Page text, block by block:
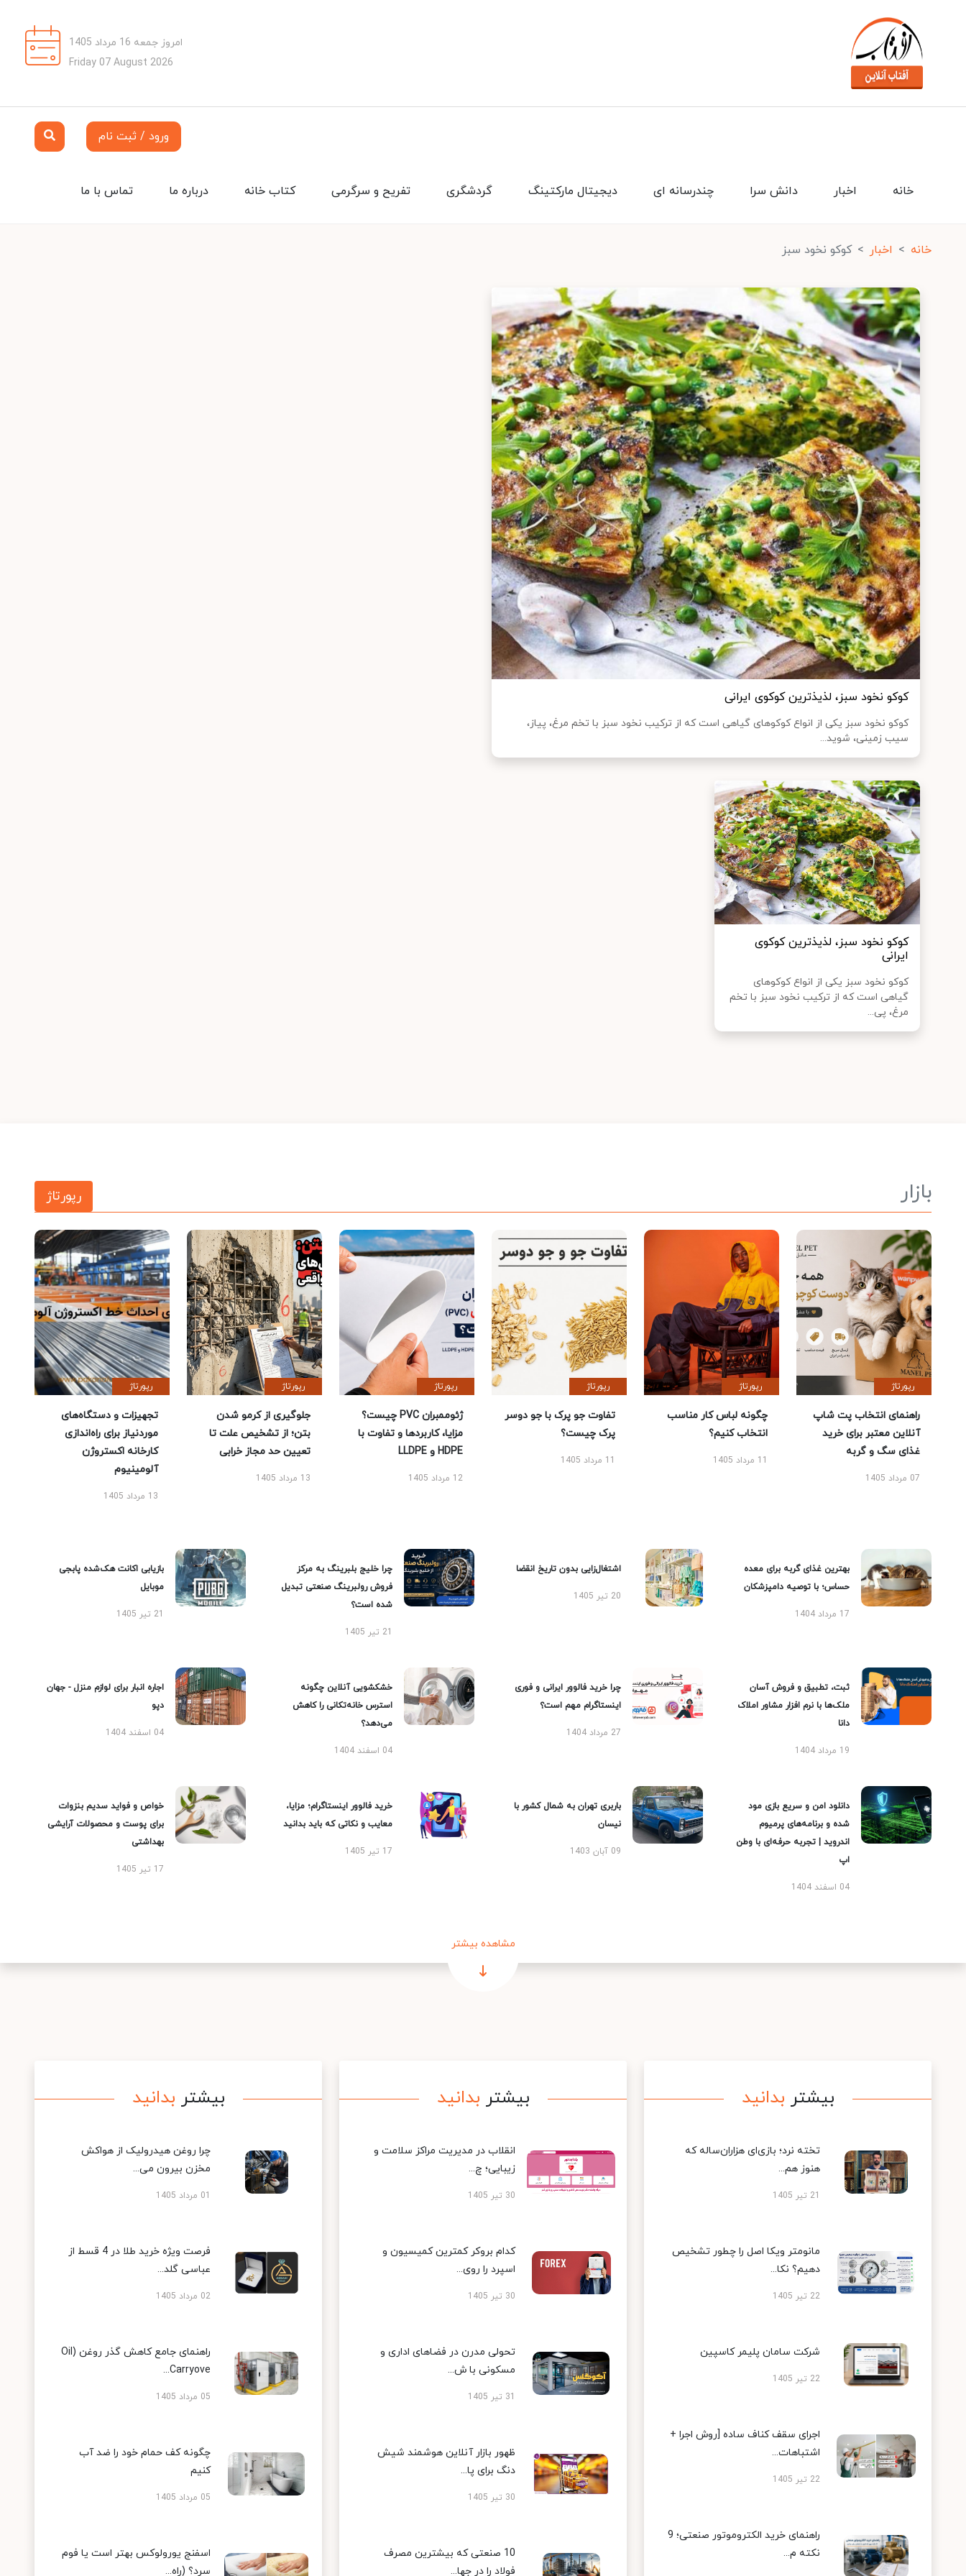
امروز جمعه 16 مرداد 1405
Friday 07 August 2026
ورود / ثبت نام
تماس با ما درباره ما کتاب خانه تفریح و سرگرمی گردشگری دیجیتال مارکتینگ چندرسانه ای دانش سرا اخبار خانه
خانه اخبار کوکو نخود سبز
کوکو نخود سبز، لذیذترین کوکوی ایرانی
کوکو نخود سبز یکی از انواع کوکوهای گیاهی است که از ترکیب نخود سبز با تخم مرغ، پیاز،
سیب زمینی، شوید...
کوکو نخود سبز، لذیذترین کوکوی
ایرانی
کوکو نخود سبز یکی از انواع کوکوهای
گیاهی است که از ترکیب نخود سبز با تخم
مرغ، پی...
بازار رپورتاژ
رپورتاژ
راهنمای انتخاب پت شاپ
آنلاین معتبر برای خرید
غذای سگ و گربه
07 مرداد 1405
رپورتاژ
چگونه لباس کار مناسب
انتخاب کنیم؟
11 مرداد 1405
رپورتاژ
تفاوت جو پرک با جو دوسر
پرک چیست؟
11 مرداد 1405
رپورتاژ
ژئوممبران PVC چیست؟
مزایا، کاربردها و تفاوت با
HDPE و LLDPE
12 مرداد 1405
رپورتاژ
جلوگیری از کرمو شدن
بتن؛ از تشخیص علت تا
تعیین حد مجاز خرابی
13 مرداد 1405
رپورتاژ
تجهیزات و دستگاه‌های
موردنیاز برای راه‌اندازی
کارخانه اکستروژن
آلومینیوم
13 مرداد 1405
بهترین غذای گربه برای معده
حساس؛ با توصیه دامپزشکان
17 مرداد 1404
اشتغال‌زایی بدون تاریخ انقضا
20 تیر 1405
چرا خلیج بلبرینگ به مرکز
فروش رولبرینگ صنعتی تبدیل
شده است؟
21 تیر 1405
بازیابی اکانت هک‌شده پابجی
موبایل
21 تیر 1405
ثبت، تطبیق و فروش آسان
ملک‌ها با نرم افزار مشاور املاک
دانا
19 مرداد 1404
چرا خرید فالوور ایرانی و فوری
اینستاگرام مهم است؟
27 مرداد 1404
خشکشویی آنلاین چگونه
استرس خانه‌تکانی را کاهش
می‌دهد؟
04 اسفند 1404
اجاره انبار برای لوازم منزل - جهان
دپو
04 اسفند 1404
دانلود امن و سریع بازی مود
شده و برنامه‌های پرمیوم
اندروید | تجربه حرفه‌ای با وطن
اپ
04 اسفند 1404
باربری تهران به شمال کشور با
نیسان
09 آبان 1403
خرید فالوور اینستاگرام؛ مزایا،
معایب و نکاتی که باید بدانید
17 تیر 1405
خواص و فواید سدیم بنزوات
برای پوست و محصولات آرایشی
بهداشتی
17 تیر 1405
مشاهده بیشتر
بیشتر بدانید
تخته نرد؛ بازی‌ای هزاران‌ساله که
هنوز هم...
21 تیر 1405
مانومتر ویکا اصل را چطور تشخیص
دهیم؟ نکا...
22 تیر 1405
شرکت سامان پلیمر کاسپین
22 تیر 1405
اجرای سقف کناف ساده [روش اجرا +
اشتباهات...
22 تیر 1405
راهنمای خرید الکتروموتور صنعتی؛ 9
نکته م...
بیشتر بدانید
انقلاب در مدیریت مراکز سلامت و
زیبایی؛ چ...
30 تیر 1405
کدام بروکر کمترین کمیسیون و
اسپرد را روی...
30 تیر 1405
تحولی مدرن در فضاهای اداری و
مسکونی با ش...
31 تیر 1405
ظهور بازار آنلاین هوشمند شیش
دنگ برای پا...
30 تیر 1405
10 صنعتی که بیشترین مصرف
فولاد را در جها...
بیشتر بدانید
چرا روغن هیدرولیک از هواکش
مخزن بیرون می...
01 مرداد 1405
فرصت ویژه خرید طلا در 4 قسط از
عباسی گلد...
02 مرداد 1405
راهنمای جامع کاهش گذر روغن (Oil
Carryove...
05 مرداد 1405
چگونه کف حمام خود را ضد آب
کنیم
05 مرداد 1405
اسفنج یورولوکس بهتر است یا فوم
سرد؟ (راه...